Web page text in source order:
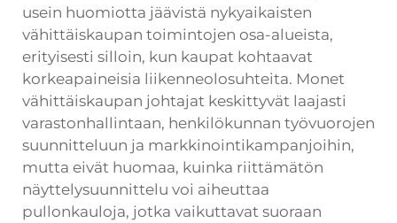
usein huomiotta jäävistä nykyaikaisten
vähittäiskaupan toimintojen osa-alueista,
erityisesti silloin, kun kaupat kohtaavat
korkeapaineisia liikenneolosuhteita. Monet
vähittäiskaupan johtajat keskittyvät laajasti
varastonhallintaan, henkilökunnan työvuorojen
suunnitteluun ja markkinointikampanjoihin,
mutta eivät huomaa, kuinka riittämätön
näyttelysuunnittelu voi aiheuttaa
pullonkauloja, jotka vaikuttavat suoraan